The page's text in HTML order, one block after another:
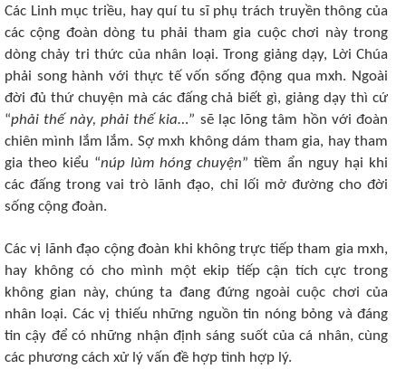
Các Linh mục triều, hay quí tu sĩ phụ trách truyền thông của
các cộng đoàn dòng tu phải tham gia cuộc chơi này trong
dòng chảy tri thức của nhân loại. Trong giảng dạy, Lời Chúa
phải song hành với thực tế vốn sống động qua mxh. Ngoài
đời đủ thứ chuyện mà các đấng chả biết gì, giảng dạy thì cứ
“phải thế này, phải thế kia…” sẽ lạc lõng tâm hồn với đoàn
chiên mình lắm lắm. Sợ mxh không dám tham gia, hay tham
gia theo kiểu “núp lùm hóng chuyện” tiềm ẩn nguy hại khi
các đấng trong vai trò lãnh đạo, chỉ lối mở đường cho đời
sống cộng đoàn.
Các vị lãnh đạo cộng đoàn khi không trực tiếp tham gia mxh,
hay không có cho mình một ekip tiếp cận tích cực trong
không gian này, chúng ta đang đứng ngoài cuộc chơi của
nhân loại. Các vị thiếu những nguồn tin nóng bỏng và đáng
tin cậy để có những nhận định sáng suốt của cá nhân, cùng
các phương cách xử lý vấn đề hợp tình hợp lý.